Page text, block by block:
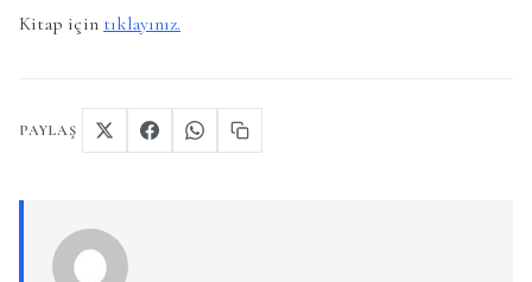
Kitap için tıklayınız.
PAYLAŞ